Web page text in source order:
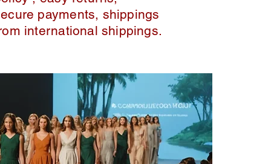
payments, shippings
international shippings.